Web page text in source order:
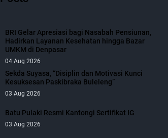
BRI Gelar Apresiasi bagi Nasabah Pensiunan,
Hadirkan Layanan Kesehatan hingga Bazar
UMKM di Denpasar
04 Aug 2026
Sekda Suyasa, “Disiplin dan Motivasi Kunci
Kesuksesan Paskibraka Buleleng”
03 Aug 2026
Batu Pulaki Resmi Kantongi Sertifikat IG
03 Aug 2026